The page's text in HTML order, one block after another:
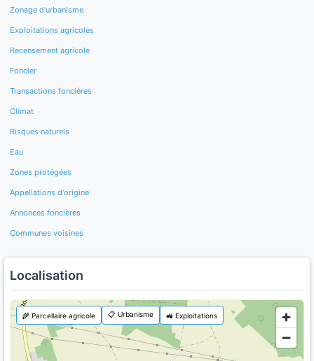
Zonage d'urbanisme
Exploitations agricoles
Recensement agricole
Foncier
Transactions foncières
Climat
Risques naturels
Eau
Zones protégées
Appellations d'origine
Annonces foncières
Communes voisines
Localisation
🌾 Parcellaire agricole 📋 Urbanisme 🚜 Exploitations